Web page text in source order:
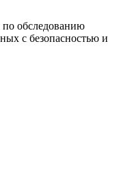
обследованию
с безопасностью и